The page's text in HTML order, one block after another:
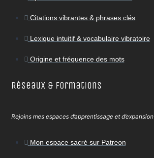
Citations vibrantes & phrases clés
Lexique intuitif & vocabulaire vibratoire
Origine et fréquence des mots
Réseaux & Formations
Rejoins mes espaces d’apprentissage et d’expansion
Mon espace sacré sur Patreon